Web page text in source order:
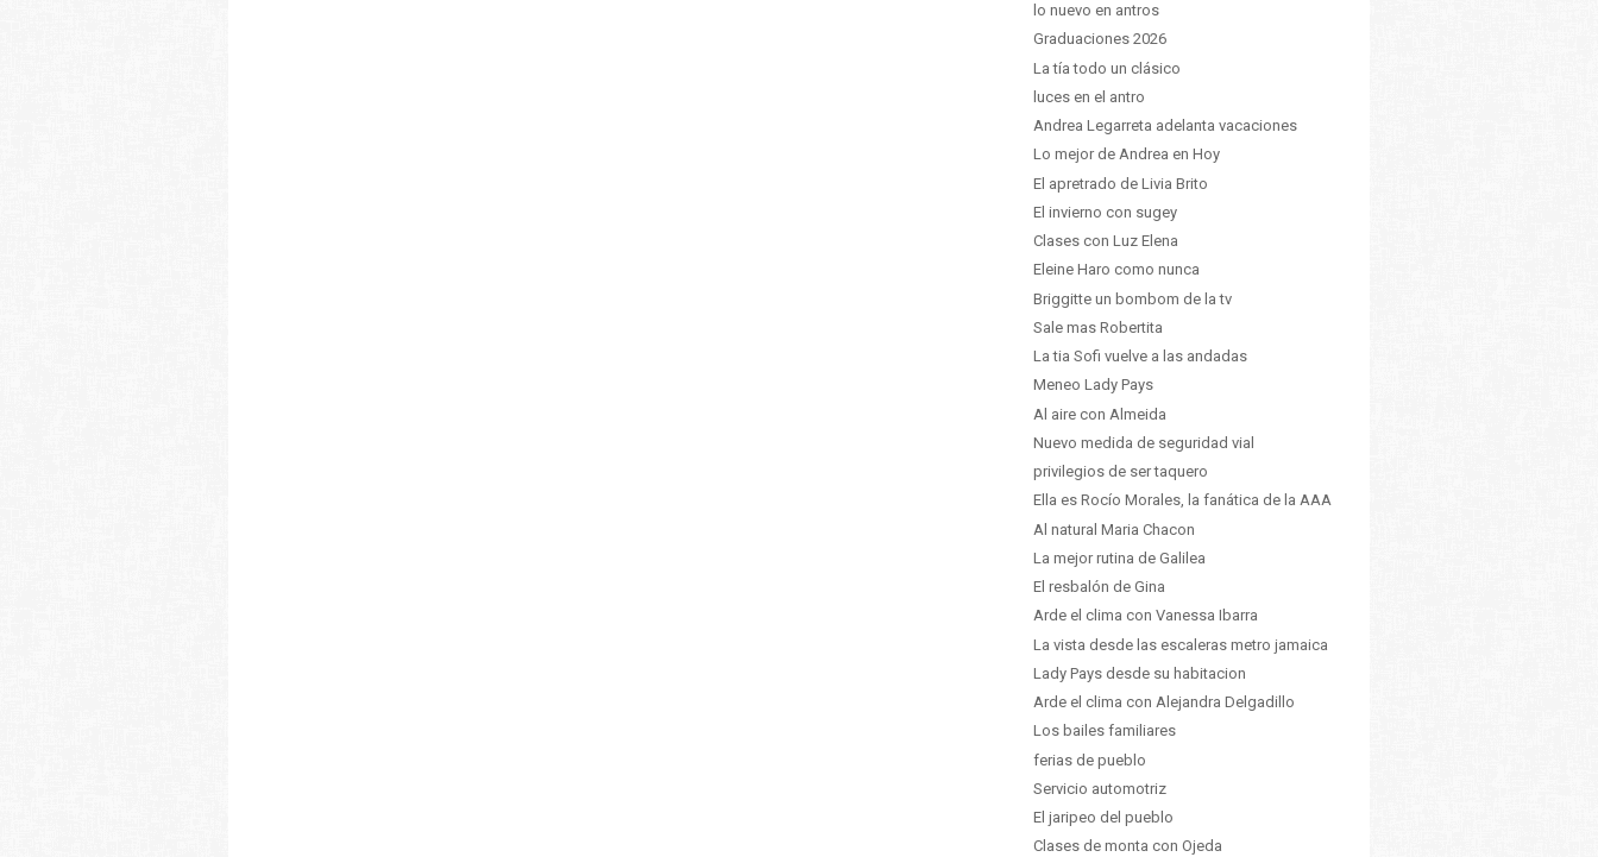
lo nuevo en antros
Graduaciones 2026
La tía todo un clásico
luces en el antro
Andrea Legarreta adelanta vacaciones
Lo mejor de Andrea en Hoy
El apretrado de Livia Brito
El invierno con sugey
Clases con Luz Elena
Eleine Haro como nunca
Briggitte un bombom de la tv
Sale mas Robertita
La tia Sofi vuelve a las andadas
Meneo Lady Pays
Al aire con Almeida
Nuevo medida de seguridad vial
privilegios de ser taquero
Ella es Rocío Morales, la fanática de la AAA
Al natural Maria Chacon
La mejor rutina de Galilea
El resbalón de Gina
Arde el clima con Vanessa Ibarra
La vista desde las escaleras metro jamaica
Lady Pays desde su habitacion
Arde el clima con Alejandra Delgadillo
Los bailes familiares
ferias de pueblo
Servicio automotriz
El jaripeo del pueblo
Clases de monta con Ojeda